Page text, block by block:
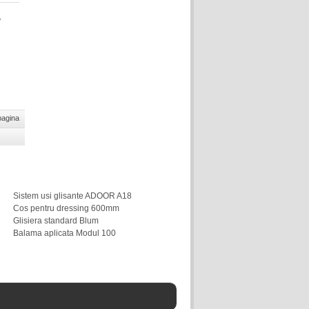
Sistem usi glisante ADOOR A18
Cos pentru dressing 600mm
Glisiera standard Blum
Balama aplicata Modul 100